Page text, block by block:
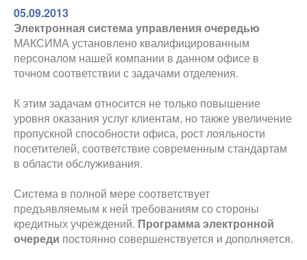
05.09.2013
Электронная система управления очередью
МАКСИМА установлено квалифицированным
персоналом нашей компании в данном офисе в
точном соответствии с задачами отделения.
К этим задачам относится не только повышение
уровня оказания услуг клиентам, но также увеличение
пропускной способности офиса, рост лояльности
посетителей, соответствие современным стандартам
в области обслуживания.
Система в полной мере соответствует
предъявляемым к ней требованиям со стороны
кредитных учреждений. Программа электронной
очереди постоянно совершенствуется и дополняется.